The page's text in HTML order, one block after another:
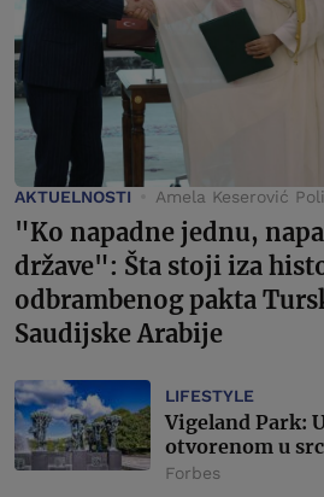
AKTUELNOSTI Amela Keserović
"Ko napadne jednu,
države": Šta stoji iza
odbrambenog pakta
Saudijske Arabije
LIFESTYLE
Vigeland Park:
otvorenom u
Forbes